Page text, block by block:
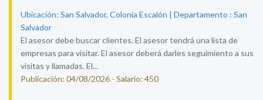
Ubicación: San Salvador, Colonia Escalón | Departamento : San
Salvador
El asesor debe buscar clientes. El asesor tendrá una lista de
empresas para visitar. El asesor deberá darles seguimiento a sus
visitas y llamadas. El...
Publicación: 04/08/2026 - Salario: 450